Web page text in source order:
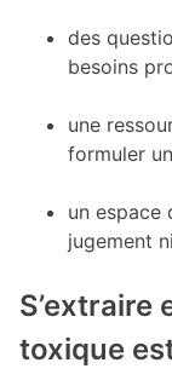
des
besoins
une
formuler
un espace
jugement
S’extraire
toxique